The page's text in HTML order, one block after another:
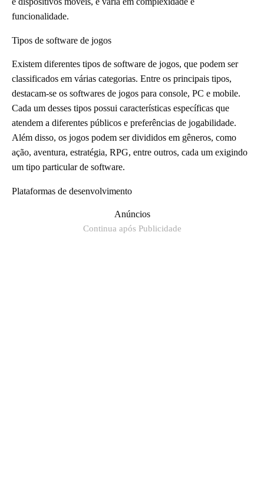
funcionalidade.
Tipos de software de jogos
Existem diferentes tipos de software de jogos, que podem ser
classificados em várias categorias. Entre os principais tipos,
destacam-se os softwares de jogos para console, PC e mobile.
Cada um desses tipos possui características específicas que
atendem a diferentes públicos e preferências de jogabilidade.
Além disso, os jogos podem ser divididos em gêneros, como
ação, aventura, estratégia, RPG, entre outros, cada um exigindo
um tipo particular de software.
Plataformas de desenvolvimento
Anúncios
Continua após Publicidade